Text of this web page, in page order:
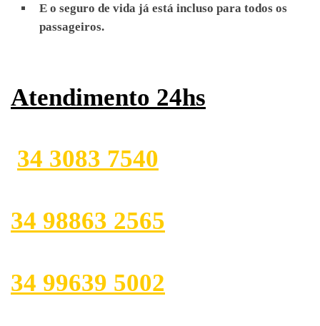
E o seguro de vida já está incluso para todos os
passageiros.
Atendimento 24hs
34 3083 7540
34 98863 2565
34 99639 5002